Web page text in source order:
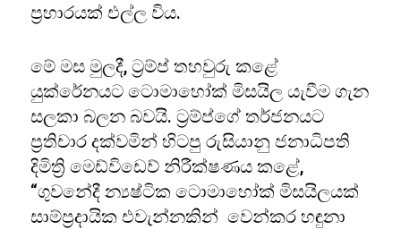
ප්‍රහාරයක් එල්ල විය.
මේ මස මුලදී, ට්‍රම්ප් තහවුරු කළේ
යුක්රේනයට ටොමාහෝක් මිසයිල යැවීම ගැන
සලකා බලන බවයි. ට්‍රම්ප්ගේ තර්ජනයට
ප්‍රතිචාර දක්වමින් හිටපු රුසියානු ජනාධිපති
දිමිත්‍රි මෙඩ්විඩෙව් නිරීක්ෂණය කළේ,
“ගුවනේදී න්‍යෂ්ටික ටොමාහෝක් මිසයිලයක්
සාම්ප්‍රදායික එවැන්නකින් වෙන්කර හඳුනා